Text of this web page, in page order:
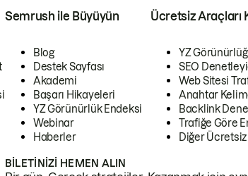
Semrush ile Büyüyün
Blog
Destek Sayfası
Akademi
Başarı Hikayeleri
YZ Görünürlük Endeksi
Webinar
Haberler
Ücretsiz Araçları
YZ
SEO
Web Sitesi
Anahtar
Backlink
Trafiğe Göre
Diğer
BILETINIZI HEMEN ALIN